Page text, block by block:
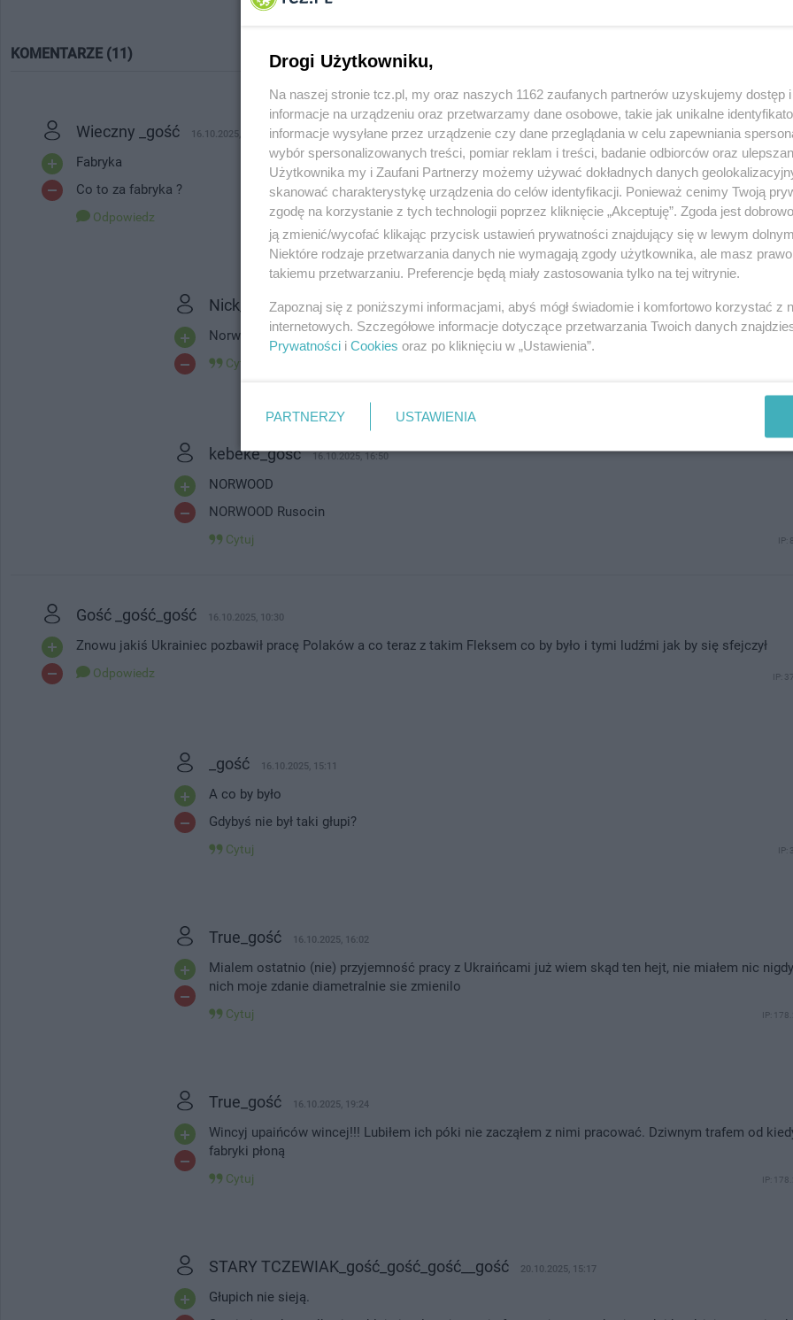
KOMENTARZE (11)
Wieczny _gość 16.10.2025, 08:08
Fabryka
Co to za fabryka ?
Odpowiedz IP:
Nick_gość 16.10.2025, 13:47
Norwid Łęgowo
Cytuj
kebeke_gość 16.10.2025, 16:50
NORWOOD
NORWOOD Rusocin
Cytuj IP:
Gość _gość_gość 16.10.2025, 10:30
Znowu jakiś Ukrainiec pozbawił pracę Polaków a co teraz z takim Fleksem co by było i tymi ludźmi jak by się sfejczył
Odpowiedz IP:
_gość 16.10.2025, 15:11
A co by było
Gdybyś nie był taki głupi?
Cytuj IP:
True_gość 16.10.2025, 16:02
Mialem ostatnio (nie) przyjemność pracy z Ukraińcami już wiem skąd ten hejt, nie miałem nic
nich moje zdanie diametralnie sie zmienilo
Cytuj IP:
True_gość 16.10.2025, 19:24
Wincyj upaińców wincej!!! Lubiłem ich póki nie zacząłem z nimi pracować. Dziwnym trafem od
fabryki płoną
Cytuj IP:
STARY TCZEWIAK_gość_gość_gość__gość 20.10.2025, 15:17
Głupich nie sieją.
Drogi Użytkowniku,
Na naszej stronie tcz.pl, my oraz naszych 1162 zaufanych partnerów uzyskujemy dostęp
informacje na urządzeniu oraz przetwarzamy dane osobowe, takie jak unikalne
informacje wysyłane przez urządzenie czy dane przeglądania w celu zapewniania
wybór spersonalizowanych treści, pomiar reklam i treści, badanie odbiorców oraz
Użytkownika my i Zaufani Partnerzy możemy używać dokładnych danych
skanować charakterystykę urządzenia do celów identyfikacji. Ponieważ cenimy Twoją
zgodę na korzystanie z tych technologii poprzez kliknięcie „Akceptuję”. Zgoda jest
ją zmienić/wycofać klikając przycisk ustawień prywatności znajdujący się w lewym
Niektóre rodzaje przetwarzania danych nie wymagają zgody użytkownika, ale masz
takiemu przetwarzaniu. Preferencje będą miały zastosowania tylko na tej witrynie.
Zapoznaj się z poniższymi informacjami, abyś mógł świadomie i komfortowo korzystać z
internetowych. Szczegółowe informacje dotyczące przetwarzania Twoich danych
Prywatności i Cookies oraz po kliknięciu w „Ustawienia”.
PARTNERZY USTAWIENIA